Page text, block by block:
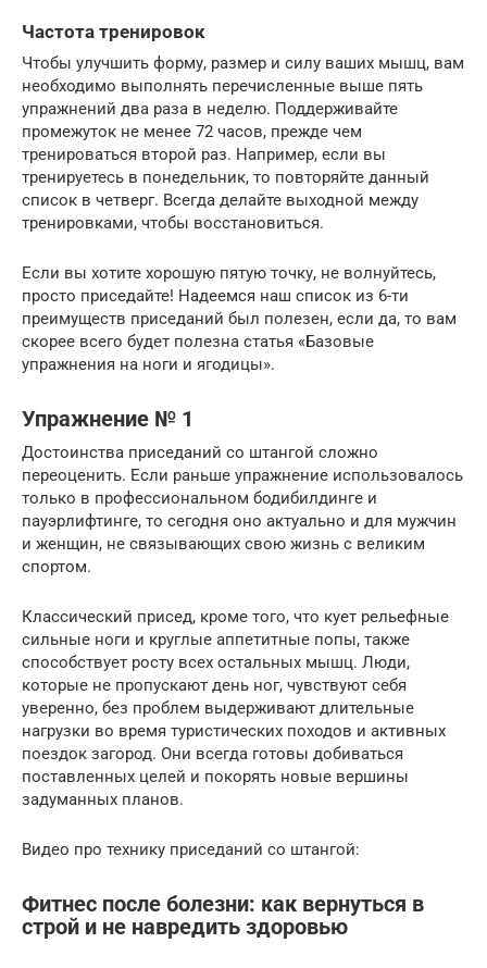
Частота тренировок
Чтобы улучшить форму, размер и силу ваших мышц, вам
необходимо выполнять перечисленные выше пять
упражнений два раза в неделю. Поддерживайте
промежуток не менее 72 часов, прежде чем
тренироваться второй раз. Например, если вы
тренируетесь в понедельник, то повторяйте данный
список в четверг. Всегда делайте выходной между
тренировками, чтобы восстановиться.
Если вы хотите хорошую пятую точку, не волнуйтесь,
просто приседайте! Надеемся наш список из 6-ти
преимуществ приседаний был полезен, если да, то вам
скорее всего будет полезна статья «Базовые
упражнения на ноги и ягодицы».
Упражнение № 1
Достоинства приседаний со штангой сложно
переоценить. Если раньше упражнение использовалось
только в профессиональном бодибилдинге и
пауэрлифтинге, то сегодня оно актуально и для мужчин
и женщин, не связывающих свою жизнь с великим
спортом.
Классический присед, кроме того, что кует рельефные
сильные ноги и круглые аппетитные попы, также
способствует росту всех остальных мышц. Люди,
которые не пропускают день ног, чувствуют себя
уверенно, без проблем выдерживают длительные
нагрузки во время туристических походов и активных
поездок загород. Они всегда готовы добиваться
поставленных целей и покорять новые вершины
задуманных планов.
Видео про технику приседаний со штангой:
Фитнес после болезни: как вернуться в
строй и не навредить здоровью